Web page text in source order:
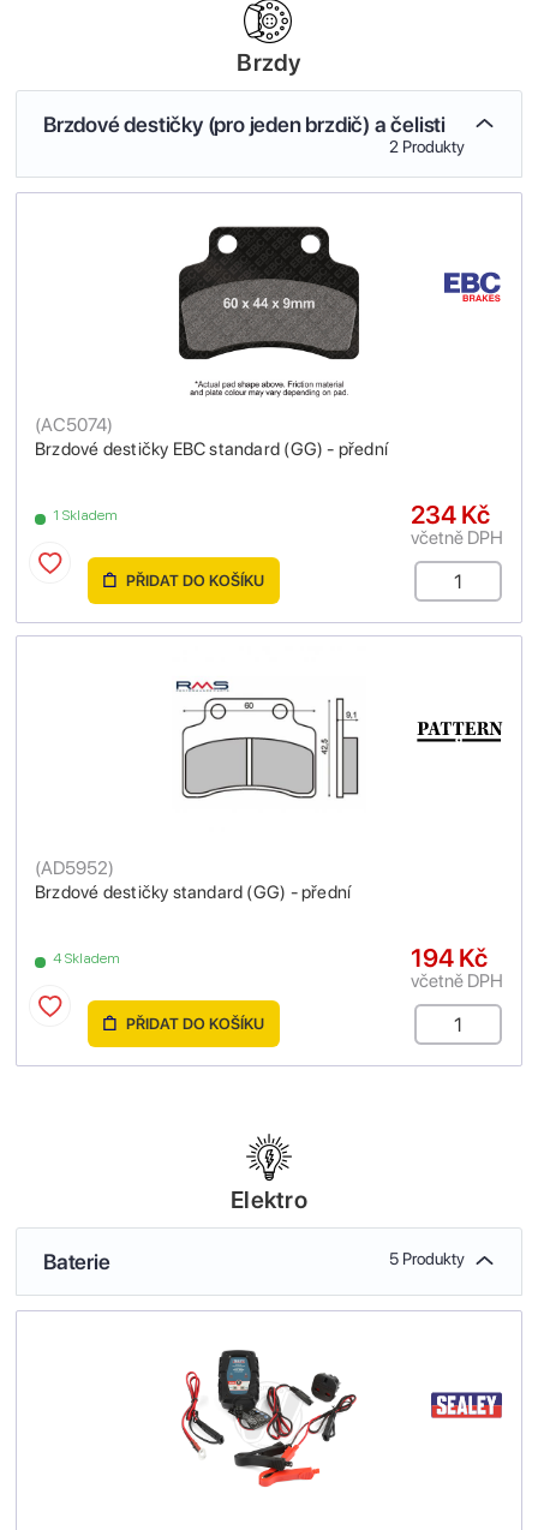
Brzdy
Brzdové destičky (pro jeden brzdič) a čelisti
2 Produkty
Brzdové destičky EBC standard (GG) - přední
(AC5074)
1 Skladem 234 Kč
včetně DPH
PŘIDAT DO KOŠÍKU
Brzdové destičky standard (GG) - přední
(AD5952)
4 Skladem 194 Kč
včetně DPH
PŘIDAT DO KOŠÍKU
Elektro
Baterie 5 Produkty